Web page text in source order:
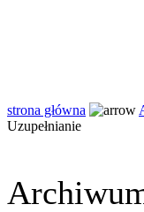
strona główna
Uzupełnianie